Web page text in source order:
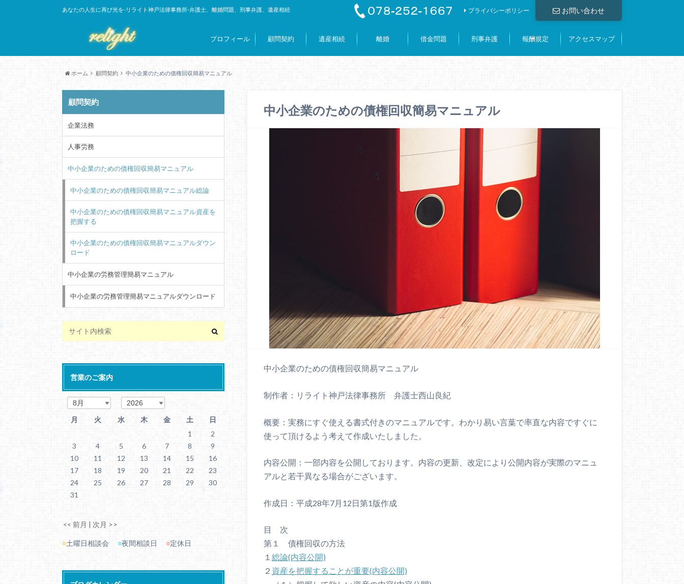
あなたの人生に再び光を-リライト神戸法律事務所-弁護士、離婚問題、刑事弁護、遺産相続 お問い合わせ
プライバシーポリシー
プロフィール 顧問契約 遺産相続 離婚 借金問題 刑事弁護 報酬規定 アクセスマップ
ホーム 顧問契約 中小企業のための債権回収簡易マニュアル
中小企業のための債権回収簡易マニュアル
中小企業のための債権回収簡易マニュアル
制作者：リライト神戸法律事務所 弁護士西山良紀
概要：実務にすぐ使える書式付きのマニュアルです。わかり易い言葉で率直な内容ですぐに
使って頂けるよう考えて作成いたしました。
内容公開：一部内容を公開しております。内容の更新、改定により公開内容が実際のマニュ
アルと若干異なる場合がございます。
作成日：平成28年7月12日第1版作成
目 次
第１ 債権回収の方法
１ 総論(内容公開)
２ 資産を把握することが重要(内容公開)
顧問契約
企業法務
人事労務
中小企業のための債権回収簡易マニュアル
中小企業のための債権回収簡易マニュアル総論
中小企業のための債権回収簡易マニュアル資産を
把握する
中小企業のための債権回収簡易マニュアルダウン
ロード
中小企業の労務管理簡易マニュアル
中小企業の労務管理簡易マニュアルダウンロード
営業のご案内
月 火 水 木 金 土 日
<< 前月 | 次月 >>
1
2
3
4 5 6 7 8
9
10
11 12 13 14 15
16
17
18 19 20 21 22
23
24
25 26 27 28 29
30
31
■土曜日相談会 ■夜間相談日 ■定休日